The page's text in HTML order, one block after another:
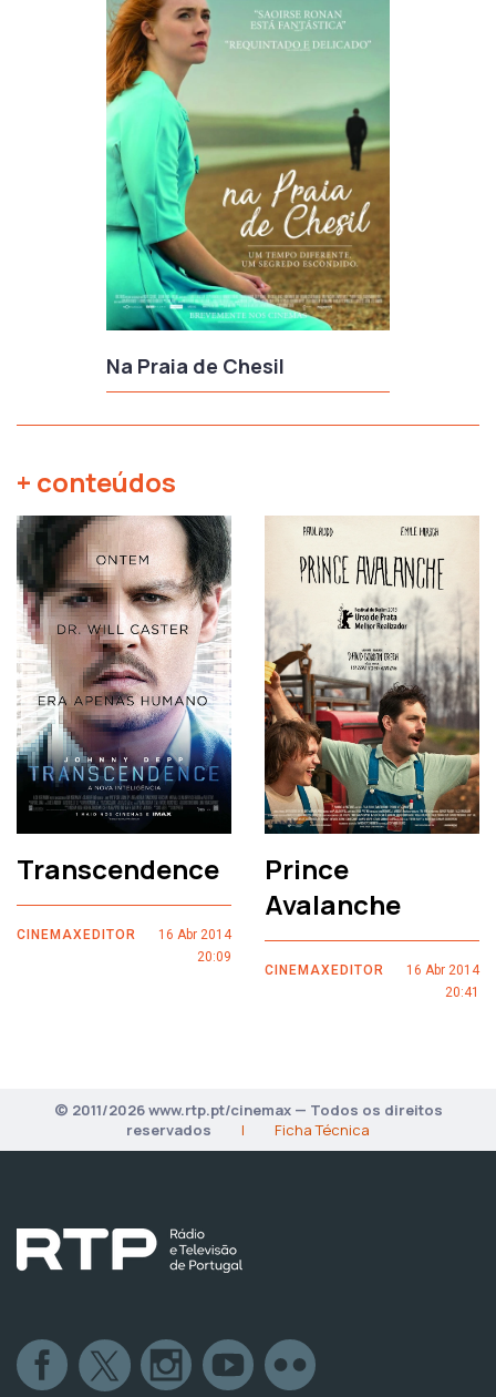
Na Praia de Chesil
+ conteúdos
Transcendence
CINEMAXEDITOR
16 Abr 2014
20:09
Prince
Avalanche
CINEMAXEDITOR
16 Abr 2014
20:41
© 2011/2026 www.rtp.pt/cinemax — Todos os direitos
reservados
| Ficha Técnica